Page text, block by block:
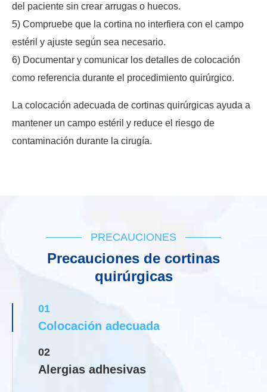
del paciente sin crear arrugas o huecos.
5) Compruebe que la cortina no interfiera con el campo
estéril y ajuste según sea necesario.
6) Documentar y comunicar los detalles de colocación
como referencia durante el procedimiento quirúrgico.
La colocación adecuada de cortinas quirúrgicas ayuda a
mantener un campo estéril y reduce el riesgo de
contaminación durante la cirugía.
PRECAUCIONES
Precauciones de cortinas
quirúrgicas
01
Colocación adecuada
02
Alergias adhesivas